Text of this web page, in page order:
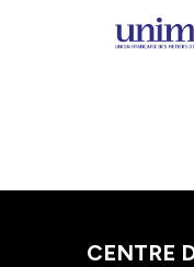
CENTRE